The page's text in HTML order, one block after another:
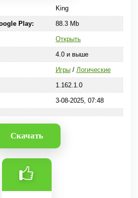
King
Play: 88.3 Mb
Открыть
4.0 и выше
Игры/ Логические
1.162.1.0
3-08-2025, 07:48
Скачать